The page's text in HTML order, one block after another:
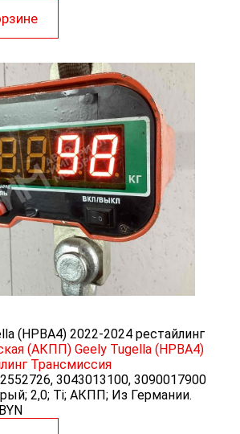
(HPBA4) 2022-2024 рестайлинг
(АКПП) Geely Tugella (HPBA4)
Трансмиссия
3043013100, 3090017900
2,0; Ti; АКПП; Из Германии.
BYN